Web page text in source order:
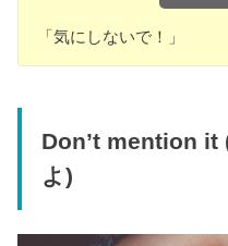
「気にしないで！」
Don’t mention it
よ)